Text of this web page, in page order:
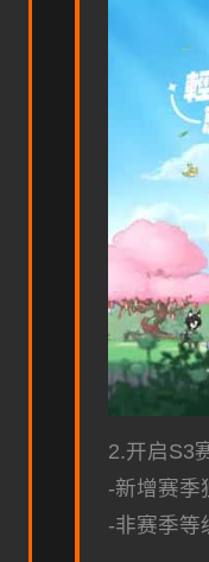
2.开启S3
-新增赛季
-非赛季等